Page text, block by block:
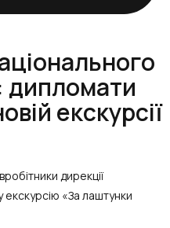
дипломати
екскурсії
дирекції
екскурсію «За лаштунки